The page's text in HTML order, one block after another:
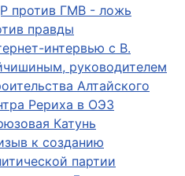
против ГМВ - ложь
правды
интервью с В.
руководителем
Алтайского
Рериха в ОЭЗ
Катунь
к созданию
партии